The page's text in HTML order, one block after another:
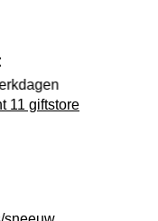
11 giftstore